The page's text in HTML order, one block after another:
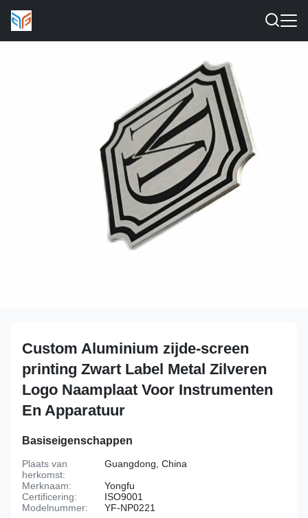
Custom Aluminium zijde-screen
printing Zwart Label Metal Zilveren
Logo Naamplaat Voor Instrumenten
En Apparatuur
Basiseigenschappen
Plaats van
herkomst:
Guangdong, China
Merknaam:
Yongfu
Certificering:
ISO9001
Modelnummer:
YF-NP0221